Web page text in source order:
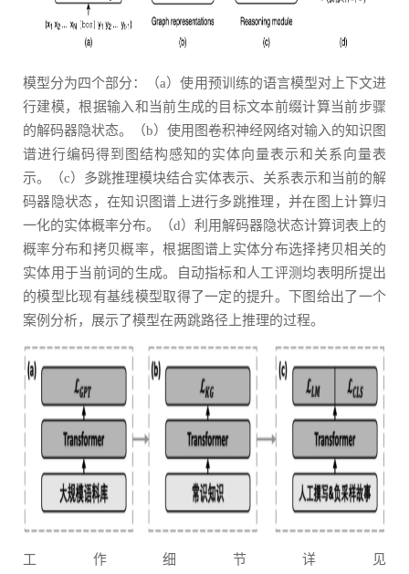
模型分为四个部分：（a）使用预训练的语言模型对上下文进
行建模，根据输入和当前生成的目标文本前缀计算当前步骤
的解码器隐状态。（b）使用图卷积神经网络对输入的知识图
谱进行编码得到图结构感知的实体向量表示和关系向量表
示。（c）多跳推理模块结合实体表示、关系表示和当前的解
码器隐状态，在知识图谱上进行多跳推理，并在图上计算归
一化的实体概率分布。（d）利用解码器隐状态计算词表上的
概率分布和拷贝概率，根据图谱上实体分布选择拷贝相关的
实体用于当前词的生成。自动指标和人工评测均表明所提出
的模型比现有基线模型取得了一定的提升。下图给出了一个
案例分析，展示了模型在两跳路径上推理的过程。
工作细节详见